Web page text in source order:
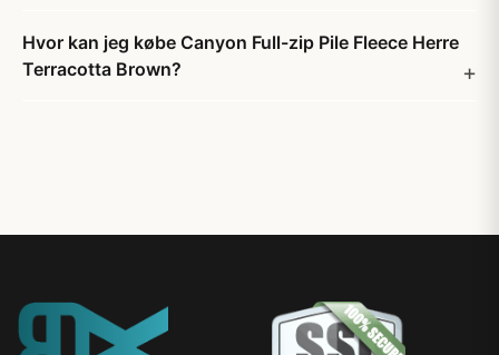
Hvor kan jeg købe Canyon Full-zip Pile Fleece Herre
Terracotta Brown?